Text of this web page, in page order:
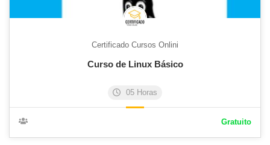
Certificado Cursos Onlini
Curso de Linux Básico
05 Horas
Gratuito